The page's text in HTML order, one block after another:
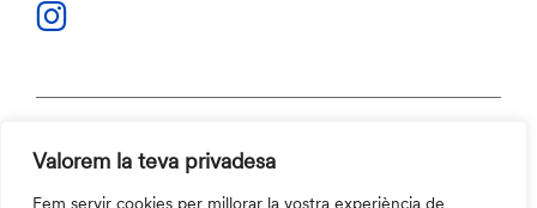
Valorem la teva privadesa
Fem servir cookies per millorar la vostra experiència de
Política de privacitat
Política de cookies